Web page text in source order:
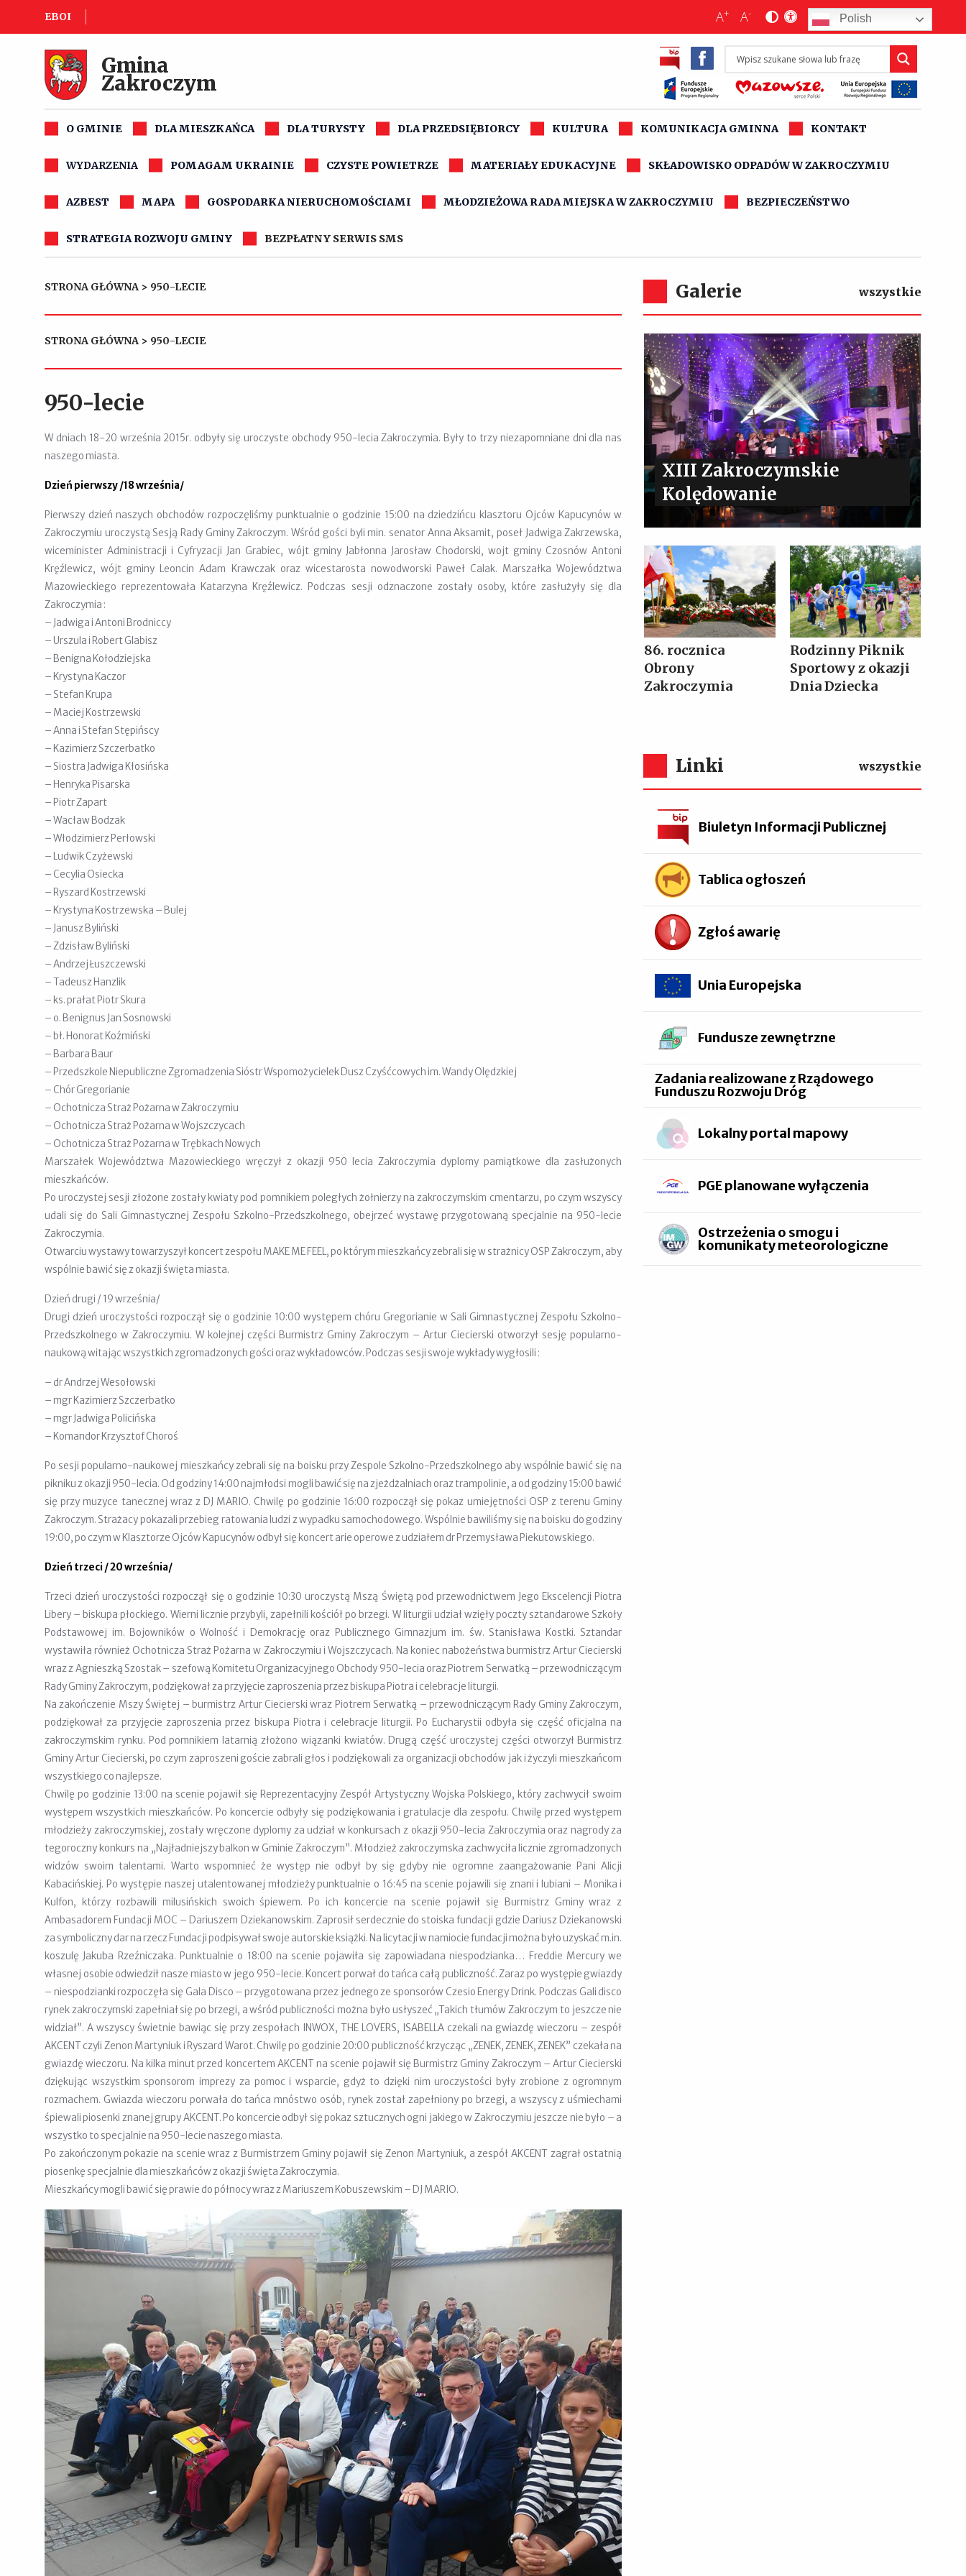
EBOI A+ A- Polish
Gmina
Zakroczym
O GMINIE DLA MIESZKAŃCA DLA TURYSTY DLA PRZEDSIĘBIORCY KULTURA KOMUNIKACJA GMINNA KONTAKT
WYDARZENIA POMAGAM UKRAINIE CZYSTE POWIETRZE MATERIAŁY EDUKACYJNE SKŁADOWISKO ODPADÓW W ZAKROCZYMIU
AZBEST MAPA GOSPODARKA NIERUCHOMOŚCIAMI MŁODZIEŻOWA RADA MIEJSKA W ZAKROCZYMIU BEZPIECZEŃSTWO
STRATEGIA ROZWOJU GMINY BEZPŁATNY SERWIS SMS
STRONA GŁÓWNA > 950-LECIE
STRONA GŁÓWNA > 950-LECIE
950-lecie
W dniach 18-20 września 2015r. odbyły się uroczyste obchody 950-lecia Zakroczymia. Były to trzy niezapomniane dni dla nas
naszego miasta.
Dzień pierwszy /18 września/
Pierwszy dzień naszych obchodów rozpoczęliśmy punktualnie o godzinie 15:00 na dziedzińcu klasztoru Ojców Kapucynów w
Zakroczymiu uroczystą Sesją Rady Gminy Zakroczym. Wśród gości byli min. senator Anna Aksamit, poseł Jadwiga Zakrzewska,
wiceminister Administracji i Cyfryzacji Jan Grabiec, wójt gminy Jabłonna Jarosław Chodorski, wojt gminy Czosnów Antoni
Kręźlewicz, wójt gminy Leoncin Adam Krawczak oraz wicestarosta nowodworski Paweł Calak. Marszałka Województwa
Mazowieckiego reprezentowała Katarzyna Kręźlewicz. Podczas sesji odznaczone zostały osoby, które zasłużyły się dla
Zakroczymia :
– Jadwiga i Antoni Brodniccy
– Urszula i Robert Glabisz
– Benigna Kołodziejska
– Krystyna Kaczor
– Stefan Krupa
– Maciej Kostrzewski
– Anna i Stefan Stępińscy
– Kazimierz Szczerbatko
– Siostra Jadwiga Kłosińska
– Henryka Pisarska
– Piotr Zapart
– Wacław Bodzak
– Włodzimierz Perłowski
– Ludwik Czyżewski
– Cecylia Osiecka
– Ryszard Kostrzewski
– Krystyna Kostrzewska – Bulej
– Janusz Byliński
– Zdzisław Byliński
– Andrzej Łuszczewski
– Tadeusz Hanzlik
– ks. prałat Piotr Skura
– o. Benignus Jan Sosnowski
– bł. Honorat Koźmiński
– Barbara Baur
– Przedszkole Niepubliczne Zgromadzenia Sióstr Wspomożycielek Dusz Czyśćcowych im. Wandy Olędzkiej
– Chór Gregorianie
– Ochotnicza Straż Pożarna w Zakroczymiu
– Ochotnicza Straż Pożarna w Wojszczycach
– Ochotnicza Straż Pożarna w Trębkach Nowych
Marszałek Województwa Mazowieckiego wręczył z okazji 950 lecia Zakroczymia dyplomy pamiątkowe dla zasłużonych
mieszkańców.
Po uroczystej sesji złożone zostały kwiaty pod pomnikiem poległych żołnierzy na zakroczymskim cmentarzu, po czym wszyscy
udali się do Sali Gimnastycznej Zespołu Szkolno-Przedszkolnego, obejrzeć wystawę przygotowaną specjalnie na 950-lecie
Zakroczymia.
Otwarciu wystawy towarzyszył koncert zespołu MAKE ME FEEL, po którym mieszkańcy zebrali się w strażnicy OSP Zakroczym, aby
wspólnie bawić się z okazji święta miasta.
Dzień drugi / 19 września/
Drugi dzień uroczystości rozpoczął się o godzinie 10:00 występem chóru Gregorianie w Sali Gimnastycznej Zespołu Szkolno-
Przedszkolnego w Zakroczymiu. W kolejnej części Burmistrz Gminy Zakroczym – Artur Ciecierski otworzył sesję popularno-
naukową witając wszystkich zgromadzonych gości oraz wykładowców. Podczas sesji swoje wykłady wygłosili :
– dr Andrzej Wesołowski
– mgr Kazimierz Szczerbatko
– mgr Jadwiga Policińska
– Komandor Krzysztof Choroś
Po sesji popularno-naukowej mieszkańcy zebrali się na boisku przy Zespole Szkolno-Przedszkolnego aby wspólnie bawić się na
pikniku z okazji 950-lecia. Od godziny 14:00 najmłodsi mogli bawić się na zjeżdżalniach oraz trampolinie, a od godziny 15:00 bawić
się przy muzyce tanecznej wraz z DJ MARIO. Chwilę po godzinie 16:00 rozpoczął się pokaz umiejętności OSP z terenu Gminy
Zakroczym. Strażacy pokazali przebieg ratowania ludzi z wypadku samochodowego. Wspólnie bawiliśmy się na boisku do godziny
19:00, po czym w Klasztorze Ojców Kapucynów odbył się koncert arie operowe z udziałem dr Przemysława Piekutowskiego.
Dzień trzeci / 20 września/
Trzeci dzień uroczystości rozpoczął się o godzinie 10:30 uroczystą Mszą Świętą pod przewodnictwem Jego Ekscelencji Piotra
Libery – biskupa płockiego. Wierni licznie przybyli, zapełnili kościół po brzegi. W liturgii udział wzięły poczty sztandarowe Szkoły
Podstawowej im. Bojowników o Wolność i Demokrację oraz Publicznego Gimnazjum im. św. Stanisława Kostki. Sztandar
wystawiła również Ochotnicza Straż Pożarna w Zakroczymiu i Wojszczycach. Na koniec nabożeństwa burmistrz Artur Ciecierski
wraz z Agnieszką Szostak – szefową Komitetu Organizacyjnego Obchody 950-lecia oraz Piotrem Serwatką – przewodniczącym
Rady Gminy Zakroczym, podziękował za przyjęcie zaproszenia przez biskupa Piotra i celebracje liturgii.
Na zakończenie Mszy Świętej – burmistrz Artur Ciecierski wraz Piotrem Serwatką – przewodniczącym Rady Gminy Zakroczym,
podziękował za przyjęcie zaproszenia przez biskupa Piotra i celebracje liturgii. Po Eucharystii odbyła się część oficjalna na
zakroczymskim rynku. Pod pomnikiem latarnią złożono wiązanki kwiatów. Drugą część uroczystej części otworzył Burmistrz
Gminy Artur Ciecierski, po czym zaproszeni goście zabrali głos i podziękowali za organizacji obchodów jak i życzyli mieszkańcom
wszystkiego co najlepsze.
Chwilę po godzinie 13:00 na scenie pojawił się Reprezentacyjny Zespół Artystyczny Wojska Polskiego, który zachwycił swoim
występem wszystkich mieszkańców. Po koncercie odbyły się podziękowania i gratulacje dla zespołu. Chwilę przed występem
młodzieży zakroczymskiej, zostały wręczone dyplomy za udział w konkursach z okazji 950-lecia Zakroczymia oraz nagrody za
tegoroczny konkurs na „Najładniejszy balkon w Gminie Zakroczym”. Młodzież zakroczymska zachwyciła licznie zgromadzonych
widzów swoim talentami. Warto wspomnieć że występ nie odbył by się gdyby nie ogromne zaangażowanie Pani Alicji
Kabacińskiej. Po występie naszej utalentowanej młodzieży punktualnie o 16:45 na scenie pojawili się znani i lubiani – Monika i
Kulfon, którzy rozbawili milusińskich swoich śpiewem. Po ich koncercie na scenie pojawił się Burmistrz Gminy wraz z
Ambasadorem Fundacji MOC – Dariuszem Dziekanowskim. Zaprosił serdecznie do stoiska fundacji gdzie Dariusz Dziekanowski
za symboliczny dar na rzecz Fundacji podpisywał swoje autorskie książki. Na licytacji w namiocie fundacji można było uzyskać m.in.
koszulę Jakuba Rzeźniczaka. Punktualnie o 18:00 na scenie pojawiła się zapowiadana niespodzianka… Freddie Mercury we
własnej osobie odwiedził nasze miasto w jego 950-lecie. Koncert porwał do tańca całą publiczność. Zaraz po występie gwiazdy
– niespodzianki rozpoczęła się Gala Disco – przygotowana przez jednego ze sponsorów Czesio Energy Drink. Podczas Gali disco
rynek zakroczymski zapełniał się po brzegi, a wśród publiczności można było usłyszeć „Takich tłumów Zakroczym to jeszcze nie
widział”. A wszyscy świetnie bawiąc się przy zespołach INWOX, THE LOVERS, ISABELLA czekali na gwiazdę wieczoru – zespół
AKCENT czyli Zenon Martyniuk i Ryszard Warot. Chwilę po godzinie 20:00 publiczność krzycząc „ZENEK, ZENEK, ZENEK” czekała na
gwiazdę wieczoru. Na kilka minut przed koncertem AKCENT na scenie pojawił się Burmistrz Gminy Zakroczym – Artur Ciecierski
dziękując wszystkim sponsorom imprezy za pomoc i wsparcie, gdyż to dzięki nim uroczystości były zrobione z ogromnym
rozmachem. Gwiazda wieczoru porwała do tańca mnóstwo osób, rynek został zapełniony po brzegi, a wszyscy z uśmiechami
śpiewali piosenki znanej grupy AKCENT. Po koncercie odbył się pokaz sztucznych ogni jakiego w Zakroczymiu jeszcze nie było – a
wszystko to specjalnie na 950-lecie naszego miasta.
Po zakończonym pokazie na scenie wraz z Burmistrzem Gminy pojawił się Zenon Martyniuk, a zespół AKCENT zagrał ostatnią
piosenkę specjalnie dla mieszkańców z okazji święta Zakroczymia.
Mieszkańcy mogli bawić się prawie do północy wraz z Mariuszem Kobuszewskim – DJ MARIO.
Galerie wszystkie
XIII Zakroczymskie
Kolędowanie
86. rocznica
Obrony
Zakroczymia
Rodzinny Piknik
Sportowy z okazji
Dnia Dziecka
Linki wszystkie
Biuletyn Informacji Publicznej
Tablica ogłoszeń
Zgłoś awarię
Unia Europejska
Fundusze zewnętrzne
Zadania realizowane z Rządowego
Funduszu Rozwoju Dróg
Lokalny portal mapowy
PGE planowane wyłączenia
Ostrzeżenia o smogu i
komunikaty meteorologiczne